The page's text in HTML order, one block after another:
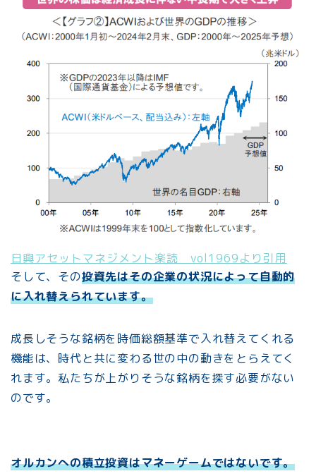
日興アセットマネジメント楽読 vol1969より引用
そして、その投資先はその企業の状況によって自動的
に入れ替えられています。
成長しそうな銘柄を時価総額基準で入れ替えてくれる
機能は、時代と共に変わる世の中の動きをとらえてく
れます。私たちが上がりそうな銘柄を探す必要がない
のです。
オルカンへの積立投資はマネーゲームではないです。